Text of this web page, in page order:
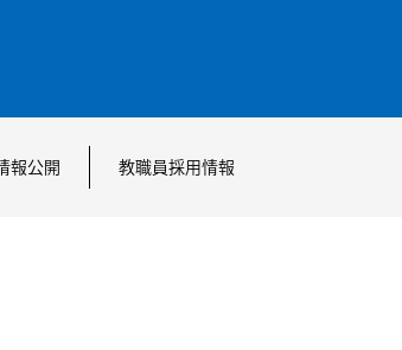
報公開 教職員採用情報